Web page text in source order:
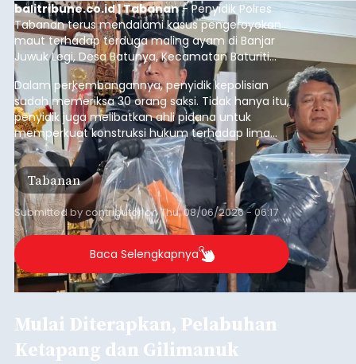
balitribune.co.id | Tabanan- Penyidik Polres
Tabanan terus mendalami kasus pengeroyokan
maut terhadap terduga maling ayam di Banjar
Juwuk Legi, Desa Batunya, Kecamatan Baturiti
yang terjadi beberapa waktu lalu.
Dalam perkembangannya, penyidik kepolisian
sudah memeriksa 30 orang saksi. Tidak hanya itu,
penyidik juga melibatkan ahli pidana untuk
memperkuat konstruksi hukum terhadap lima
orang tersangka yang saat ini ditahan.
Tabanan
Submitted bycontributoronThu, 08/06/2026 - 06:17
Baca Selengkapnya
Mulai Diterapkan, Pelabuhan
Ketapang dan Gilimanuk